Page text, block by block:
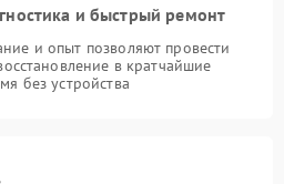
и быстрый ремонт
и опыт позволяют провести
в кратчайшие
без устройства